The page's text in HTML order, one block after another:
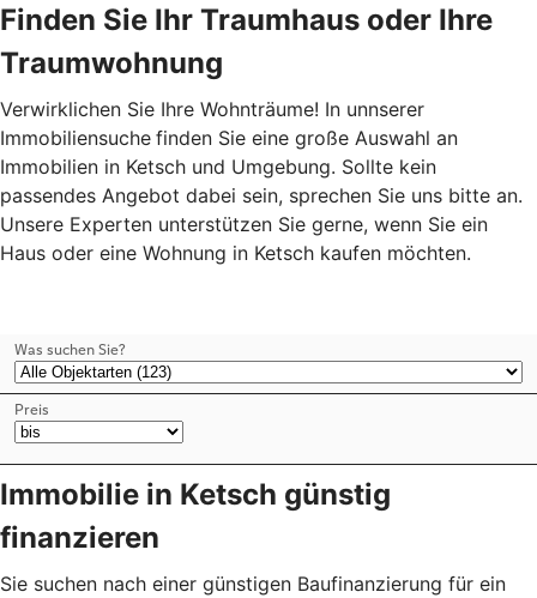
Finden Sie Ihr Traumhaus oder Ihre
Traumwohnung
Verwirklichen Sie Ihre Wohnträume! In unnserer
Immobiliensuche finden Sie eine große Auswahl an
Immobilien in Ketsch und Umgebung. Sollte kein
passendes Angebot dabei sein, sprechen Sie uns bitte an.
Unsere Experten unterstützen Sie gerne, wenn Sie ein
Haus oder eine Wohnung in Ketsch kaufen möchten.
Immobilie in Ketsch günstig
finanzieren
Sie suchen nach einer günstigen Baufinanzierung für ein